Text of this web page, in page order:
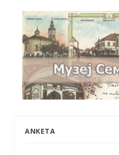
ANKETA